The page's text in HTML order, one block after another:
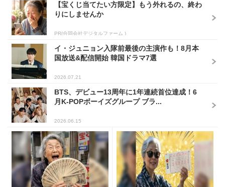
【宝くじ当てたい方限定】もう外れるの、終わ
りにしませんか
PR(合同会社デジタルファーム )
イ・ジュニョン入隊前最後の主演作も！8月本
国放送&配信開始 韓国ドラマ7選
2026.07.21
BTS、デビュー13周年に1年連続首位達成！6
月K-POPボーイズグループ ブラ...
2026.06.15